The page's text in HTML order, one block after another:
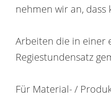
nehmen wir an,
Arbeiten die in einer
Regiestundensatz
Für Material- /